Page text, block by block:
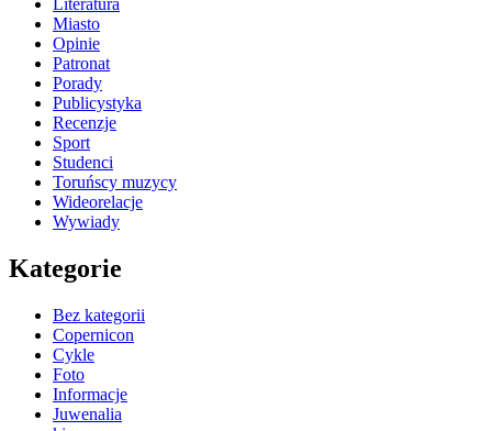
Miasto
Opinie
Patronat
Porady
Publicystyka
Recenzje
Sport
Studenci
Toruńscy muzycy
Wideorelacje
Wywiady
Kategorie
Bez kategorii
Copernicon
Cykle
Foto
Informacje
Juwenalia